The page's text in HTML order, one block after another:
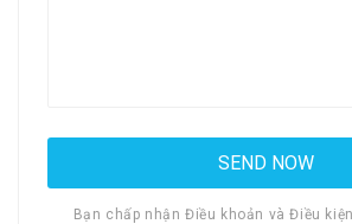
Bạn chấp nhận Điều khoản và Điều